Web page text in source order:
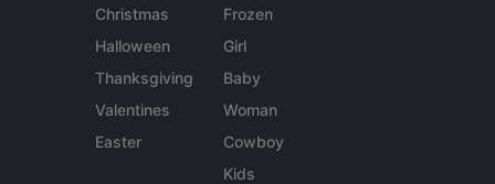
Christmas
Halloween
Thanksgiving
Valentines
Easter
Frozen
Girl
Baby
Woman
Cowboy
Kids